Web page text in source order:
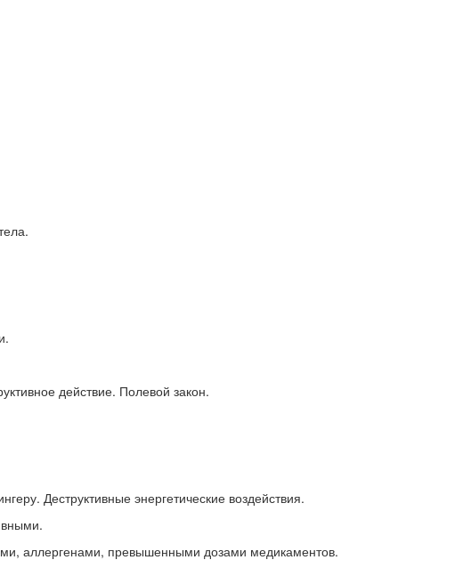
действие. Полевой закон.
Деструктивные энергетические воздействия.
аллергенами, превышенными дозами медикаментов.